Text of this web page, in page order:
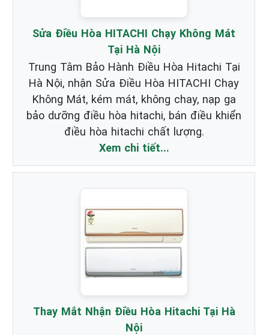
Sửa Điều Hòa HITACHI Chạy Không Mát
Tại Hà Nội
Trung Tâm Bảo Hành Điều Hòa Hitachi Tại
Hà Nội, nhận Sửa Điều Hòa HITACHI Chạy
Không Mát, kém mát, không chay, nạp ga
bảo dưỡng điều hòa hitachi, bán điều khiển
điều hòa hitachi chất lượng.
Xem chi tiết...
Thay Mắt Nhận Điều Hòa Hitachi Tại Hà
Nội